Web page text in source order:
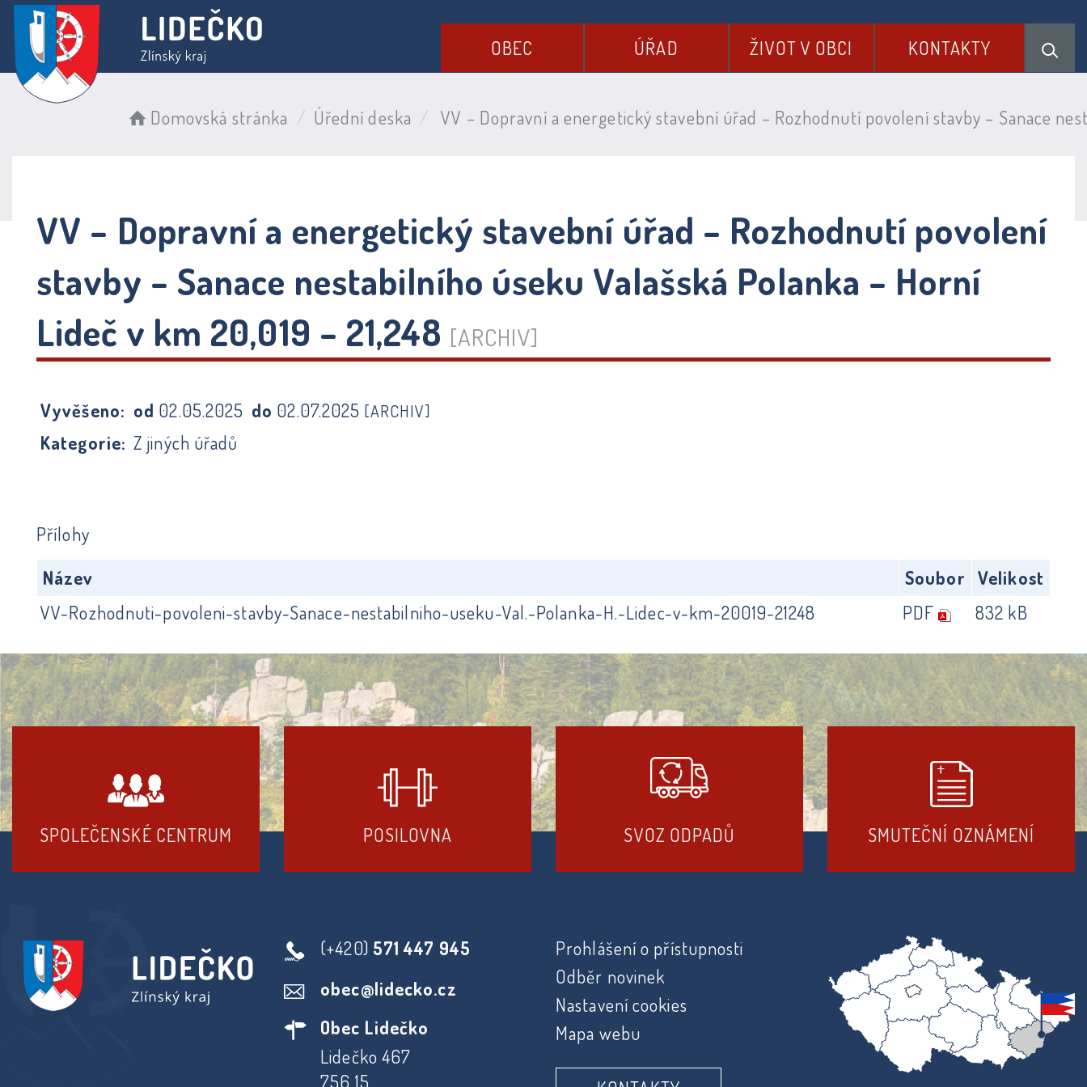
OBEC ÚŘAD ŽIVOT V OBCI KONTAKTY
Domovská stránka Úřední deska VV – Dopravní a energetický stavební úřad – Rozhodnutí povolení stavby – Sanace
VV – Dopravní a energetický stavební úřad – Rozhodnutí povolení
stavby – Sanace nestabilního úseku Valašská Polanka – Horní
Lideč v km 20,019 – 21,248 [ARCHIV]
Vyvěšeno: od 02.05.2025 do 02.07.2025 [ARCHIV]
Kategorie: Z jiných úřadů
Přílohy
Název
Soubor
Velikost
VV-Rozhodnuti-povoleni-stavby-Sanace-nestabilniho-useku-Val.-Polanka-H.-Lidec-v-km-20019-21248
PDF 832 kB
SPOLEČENSKÉ CENTRUM POSILOVNA SVOZ ODPADŮ SMUTEČNÍ OZNÁMENÍ
(+420) 571 447 945
obec@lidecko.cz
Obec Lidečko
Lidečko 467
756 15
Prohlášení o přístupnosti
Odběr novinek
Nastavení cookies
Mapa webu